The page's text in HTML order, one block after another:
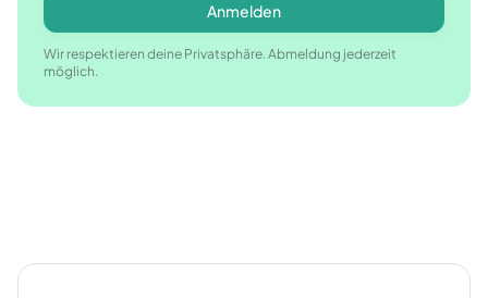
Anmelden
Wir respektieren deine Privatsphäre. Abmeldung jederzeit
möglich.